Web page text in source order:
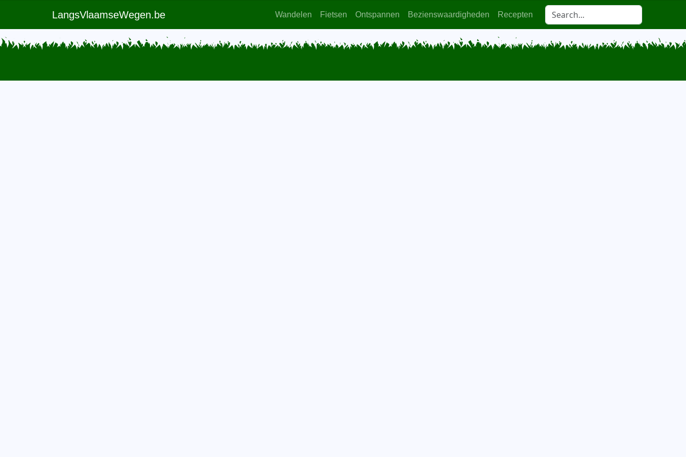
LangsVlaamseWegen.be Wandelen Fietsen Ontspannen Bezienswaardigheden Recepten